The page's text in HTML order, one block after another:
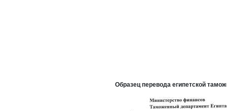
Образец перевода египетской